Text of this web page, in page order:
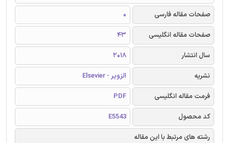
صفحات مقاله فارسی
0
صفحات مقاله انگلیسی
43
سال انتشار
2018
نشریه
الزویر - Elsevier
فرمت مقاله انگلیسی
PDF
کد محصول
E5543
رشته های مرتبط با این مقاله